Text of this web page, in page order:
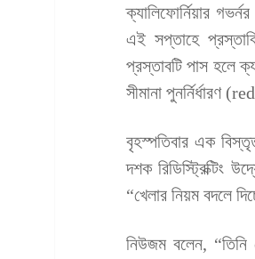
ক্যালিফোর্নিয়ার
এই সপ্তাহে
প্রস্তাবটি পাস হলে
সীমানা পুনর্নির্ধারণ
বৃহস্পতিবার এক বিস্তৃত
দশক রিডিস্ট্রিক্টিং
“খেলার নিয়ম বদলে
নিউজম বলেন, “তিনি